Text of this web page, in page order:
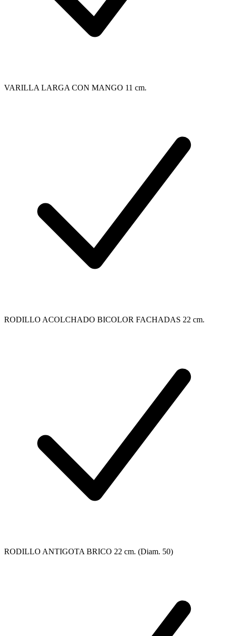
VARILLA LARGA CON MANGO 11 cm.
RODILLO ACOLCHADO BICOLOR FACHADAS 22 cm.
RODILLO ANTIGOTA BRICO 22 cm. (Diam. 50)